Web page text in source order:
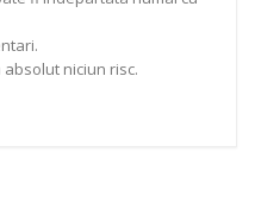
niciun risc.